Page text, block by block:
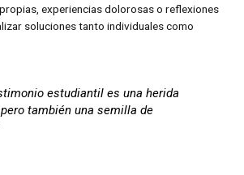
experiencias dolorosas o reflexiones
soluciones tanto individuales como
estudiantil es una herida
también una semilla de